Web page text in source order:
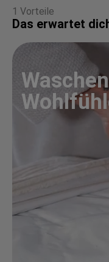
1 Vorteile
Das erwartet